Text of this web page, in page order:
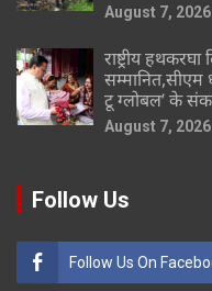
August 7, 2026
राष्ट्रीय
टू ग्लोबल’ के
August 7, 2026
Follow Us
Follow Us On